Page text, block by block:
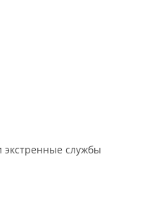
более что постоянно
что нужно бороться
более
защита
говорят и депутаты и
службы